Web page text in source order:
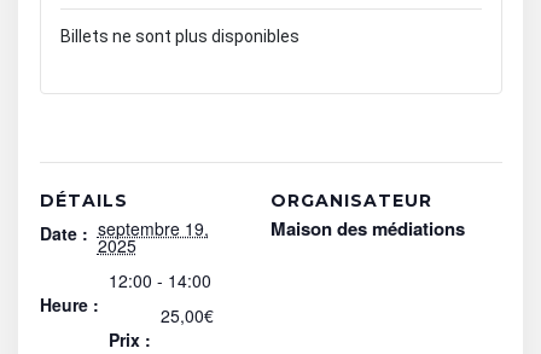
DÉTAILS
Date : septembre 19,
2025
Heure :
12:00 - 14:00
Prix :
25,00€
ORGANISATEUR
Maison des médiations
Billets ne sont plus disponibles